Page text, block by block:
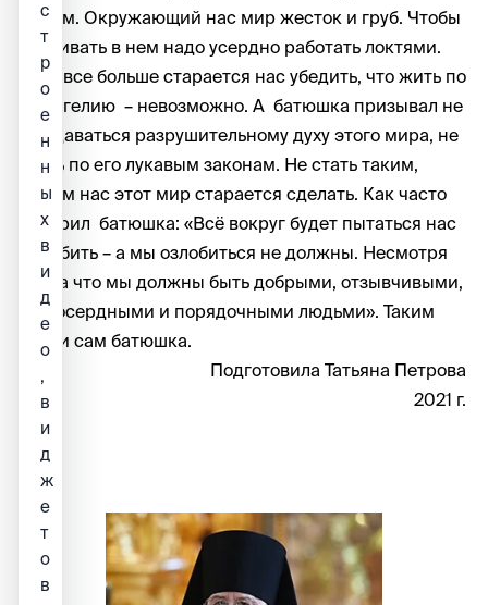
чадам. Окружающий нас мир жесток и груб. Чтобы
выживать в нем надо усердно работать локтями.
Мир все больше старается нас убедить, что жить по
Евангелию – невозможно. А батюшка призывал не
поддаваться разрушительному духу этого мира, не
жить по его лукавым законам. Не стать таким,
каким нас этот мир старается сделать. Как часто
говорил батюшка: «Всё вокруг будет пытаться нас
озлобить – а мы озлобиться не должны. Несмотря
ни на что мы должны быть добрыми, отзывчивыми,
милосердными и порядочными людьми». Таким
был и сам батюшка.
Подготовила Татьяна Петрова
2021 г.
с
т
р
о
е
н
н
ы
х
в
и
д
е
о
,
в
и
д
ж
е
т
о
в